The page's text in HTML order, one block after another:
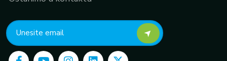
F
a
Y
o
I
n
L
i
X
-